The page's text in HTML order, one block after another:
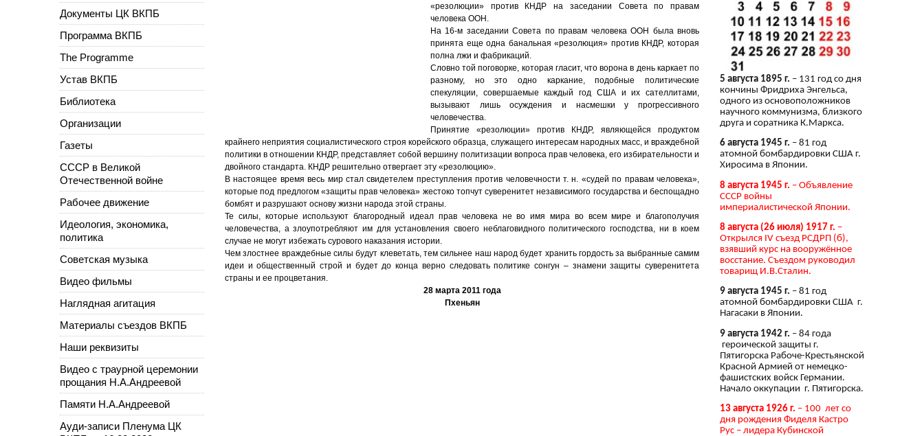
«резолюции» против КНДР на заседании Совета по правам
человека ООН.
На 16-м заседании Совета по правам человека ООН была вновь
принята еще одна банальная «резолюция» против КНДР, которая
полна лжи и фабрикаций.
Словно той поговорке, которая гласит, что ворона в день каркает по
разному, но это одно каркание, подобные политические
спекуляции, совершаемые каждый год США и их сателлитами,
вызывают лишь осуждения и насмешки у прогрессивного
человечества.
Принятие «резолюции» против КНДР, являющейся продуктом
крайнего неприятия социалистического строя корейского образца, служащего интересам народных масс, и враждебной
политики в отношении КНДР, представляет собой вершину политизации вопроса прав человека, его избирательности и
двойного стандарта. КНДР решительно отвергает эту «резолюцию».
В настоящее время весь мир стал свидетелем преступления против человечности т. н. «судей по правам человека»,
которые под предлогом «защиты прав человека» жестоко топчут суверенитет независимого государства и беспощадно
бомбят и разрушают основу жизни народа этой страны.
Те силы, которые используют благородный идеал прав человека не во имя мира во всем мире и благополучия
человечества, а злоупотребляют им для установления своего неблаговидного политического господства, ни в коем
случае не могут избежать сурового наказания истории.
Чем злостнее враждебные силы будут клеветать, тем сильнее наш народ будет хранить гордость за выбранные самим
идеи и общественный строй и будет до конца верно следовать политике сонгун – знамени защиты суверенитета
страны и ее процветания.
28 марта 2011 года
Пхеньян
Документы ЦК ВКПБ
Программа ВКПБ
The Programme
Устав ВКПБ
Библиотека
Организации
Газеты
СССР в Великой
Отечественной войне
Рабочее движение
Идеология, экономика,
политика
Советская музыка
Видео фильмы
Наглядная агитация
Материалы съездов ВКПБ
Наши реквизиты
Видео с траурной церемонии
прощания Н.А.Андреевой
Памяти Н.А.Андреевой
Ауди-записи Пленума ЦК
5 августа 1895 г. – 131 год со дня
кончины Фридриха Энгельса,
одного из основоположников
научного коммунизма, близкого
друга и соратника К.Маркса.
6 августа 1945 г. – 81 год
атомной бомбардировки США г.
Хиросима в Японии.
8 августа 1945 г. – Объявление
СССР войны
империалистической Японии.
8 августа (26 июля) 1917 г. –
Открылся IV съезд РСДРП (б),
взявший курс на вооружённое
восстание. Съездом руководил
товарищ И.В.Сталин.
9 августа 1945 г. – 81 год
атомной бомбардировки США г.
Нагасаки в Японии.
9 августа 1942 г. – 84 года
героической защиты г.
Пятигорска Рабоче-Крестьянской
Красной Армией от немецко-
фашистских войск Германии.
Начало оккупации г. Пятигорска.
13 августа 1926 г. – 100 лет со
дня рождения Фиделя Кастро
Рус – лидера Кубинской